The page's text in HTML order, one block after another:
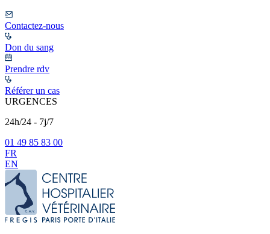
Contactez-nous
Don du sang
Prendre rdv
Référer un cas
URGENCES
24h/24 - 7j/7
01 49 85 83 00
FR
EN